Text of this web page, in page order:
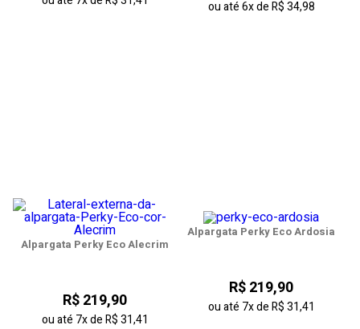
ou até6xdeR$ 34,98
Alpargata Perky Eco Alecrim
R$ 219,90
ou até 7xdeR$ 31,41
Alpargata Perky Eco Ardosia
R$ 219,90
ou até 7xdeR$ 31,41